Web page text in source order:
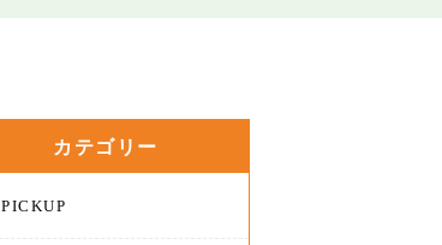
カテゴリー
PICKUP